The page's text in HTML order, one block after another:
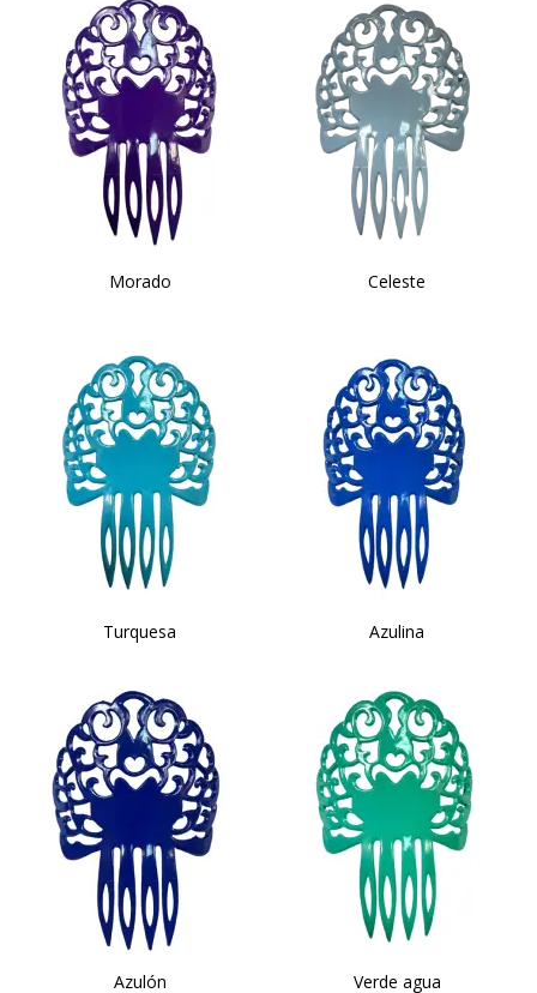
Morado Celeste
Turquesa Azulina
Azulón Verde agua